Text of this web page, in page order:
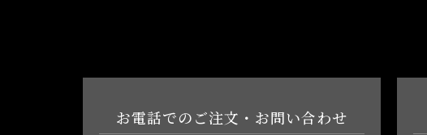
お電話でのご注文・お問い合わせ